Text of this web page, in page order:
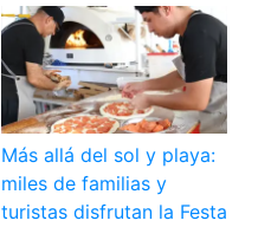
Más allá del sol y playa:
miles de familias y
turistas disfrutan la Festa